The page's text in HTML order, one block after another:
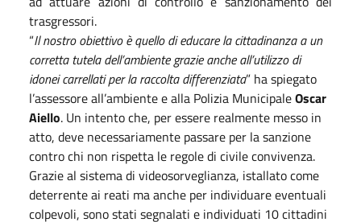
trasgressori.
“Il nostro obiettivo è quello di educare la cittadinanza a un
corretta tutela dell’ambiente grazie anche all’utilizzo di
idonei carrellati per la raccolta differenziata” ha spiegato
l’assessore all’ambiente e alla Polizia MunicipaleOscar
Aiello. Un intento che, per essere realmente messo in
atto, deve necessariamente passare per la sanzione
contro chi non rispetta le regole di civile convivenza.
Grazie al sistema di videosorveglianza, istallato come
deterrente ai reati ma anche per individuare eventuali
colpevoli, sono stati segnalati e individuati 10 cittadini